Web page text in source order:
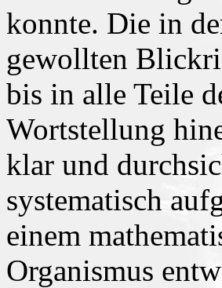
konnte. Die in
gewollten
bis in alle Teile
Wortstellung
klar und
systematisch
einem
Organismus